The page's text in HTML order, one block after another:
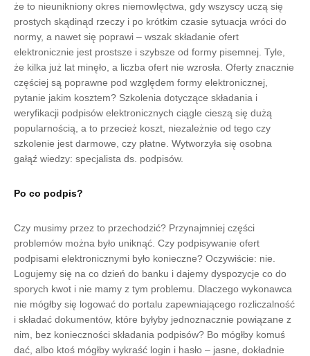
że to nieunikniony okres niemowlęctwa, gdy wszyscy uczą się
prostych skądinąd rzeczy i po krótkim czasie sytuacja wróci do
normy, a nawet się poprawi – wszak składanie ofert
elektronicznie jest prostsze i szybsze od formy pisemnej. Tyle,
że kilka już lat minęło, a liczba ofert nie wzrosła. Oferty znacznie
częściej są poprawne pod względem formy elektronicznej,
pytanie jakim kosztem? Szkolenia dotyczące składania i
weryfikacji podpisów elektronicznych ciągle cieszą się dużą
popularnością, a to przecież koszt, niezależnie od tego czy
szkolenie jest darmowe, czy płatne. Wytworzyła się osobna
gałąź wiedzy: specjalista ds. podpisów.
Po co podpis?
Czy musimy przez to przechodzić? Przynajmniej części
problemów można było uniknąć. Czy podpisywanie ofert
podpisami elektronicznymi było konieczne? Oczywiście: nie.
Logujemy się na co dzień do banku i dajemy dyspozycje co do
sporych kwot i nie mamy z tym problemu. Dlaczego wykonawca
nie mógłby się logować do portalu zapewniającego rozliczalność
i składać dokumentów, które byłyby jednoznacznie powiązane z
nim, bez konieczności składania podpisów? Bo mógłby komuś
dać, albo ktoś mógłby wykraść login i hasło – jasne, dokładnie